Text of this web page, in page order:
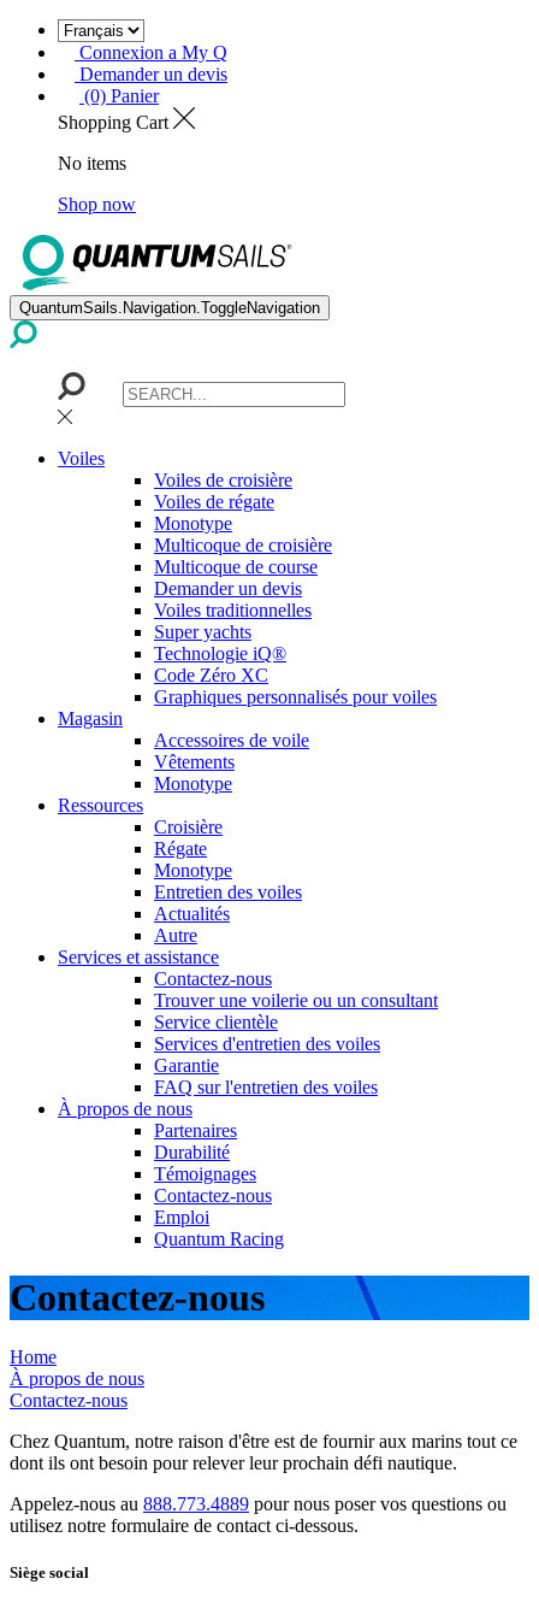
Connexion a My Q
Demander un devis
(0) Panier
Shopping Cart
No items
Shop now
QuantumSails.Navigation.ToggleNavigation
Voiles
Voiles de croisière
Voiles de régate
Monotype
Multicoque de croisière
Multicoque de course
Demander un devis
Voiles traditionnelles
Super yachts
Technologie iQ®
Code Zéro XC
Graphiques personnalisés pour voiles
Magasin
Accessoires de voile
Vêtements
Monotype
Ressources
Croisière
Régate
Monotype
Entretien des voiles
Actualités
Autre
Services et assistance
Contactez-nous
Trouver une voilerie ou un consultant
Service clientèle
Services d'entretien des voiles
Garantie
FAQ sur l'entretien des voiles
À propos de nous
Partenaires
Durabilité
Témoignages
Contactez-nous
Emploi
Quantum Racing
Contactez-nous
Home
À propos de nous
Contactez-nous
Chez Quantum, notre raison d'être est de fournir aux marins tout ce
dont ils ont besoin pour relever leur prochain défi nautique.
Appelez-nous au 888.773.4889 pour nous poser vos questions ou
utilisez notre formulaire de contact ci-dessous.
Siège social